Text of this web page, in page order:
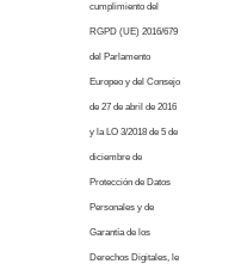
cumplimiento del
RGPD (UE) 2016/679
del Parlamento
Europeo y del Consejo
de 27 de abril de 2016
y la LO 3/2018 de 5 de
diciembre de
Protección de Datos
Personales y de
Garantía de los
Derechos Digitales, le